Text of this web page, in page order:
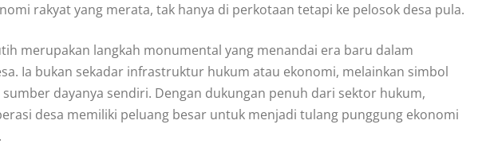
rakyat yang merata, tak hanya di perkotaan tetapi ke pelosok desa pula.
merupakan langkah monumental yang menandai era baru dalam
Ia bukan sekadar infrastruktur hukum atau ekonomi, melainkan simbol
dayanya sendiri. Dengan dukungan penuh dari sektor hukum,
desa memiliki peluang besar untuk menjadi tulang punggung ekonomi